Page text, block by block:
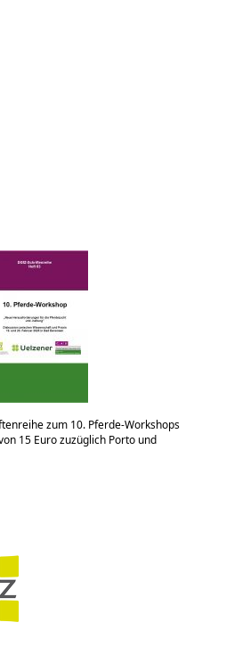
zum 10. Pferde-Workshops
15 Euro zuzüglich Porto und